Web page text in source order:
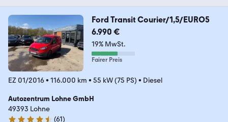
Ford Transit Courier/1,5/EURO5
6.990 €
19% MwSt.
Fairer Preis
EZ 01/2016• 116.000 km • 55 kW (75 PS) • Diesel
Autozentrum Lohne GmbH
49393 Lohne
(61)